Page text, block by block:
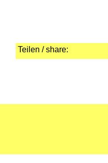
Teilen / share: